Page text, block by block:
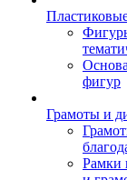
фигур
Грамоты и
Рамки